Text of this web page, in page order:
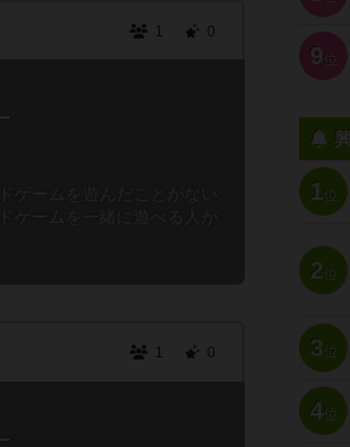
1 0
1 0
9 位
1位
2位
3位
4位